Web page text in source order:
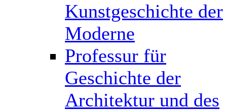
Kunstgeschichte der
Moderne
Professur für
Geschichte der
Architektur und des